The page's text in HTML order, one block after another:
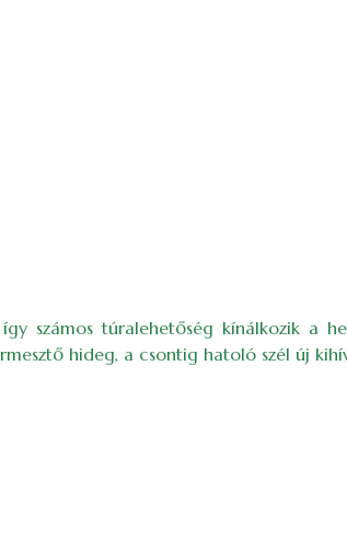
számos túralehetőség kínálkozik a
hideg, a csontig hatoló szél új